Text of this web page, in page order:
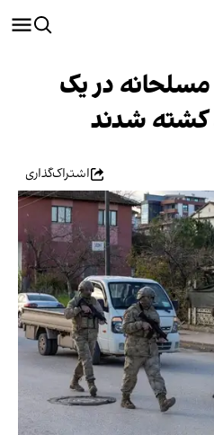
در یک
کشته شدند
اشتراک‌گذاری